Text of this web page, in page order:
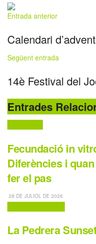
Entrada anterior
Calendari
Següent entrada
14è Festival del
Entrades
Fecundació in
Diferències i
fer el pas
28 DE JULIOL DE 2026
La Pedrera